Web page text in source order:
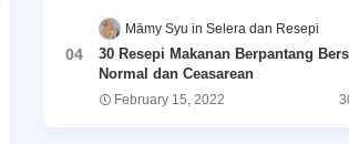
Māmy Syu Selera dan Resepi
30 Resepi Makanan Berpantang
Normal dan Ceasarean
February 15, 2022